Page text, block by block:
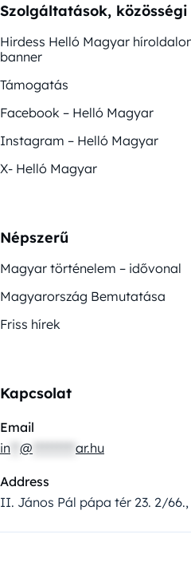
Szolgáltatások,
Hirdess Helló Magyar
banner
Támogatás
Facebook – Helló Magyar
Instagram – Helló Magyar
X- Helló Magyar
Népszerű
Magyar történelem – idővonal
Magyarország Bemutatása
Friss hírek
Kapcsolat
Email
in @ ar.hu
Address
II. János Pál pápa tér 23. 2/